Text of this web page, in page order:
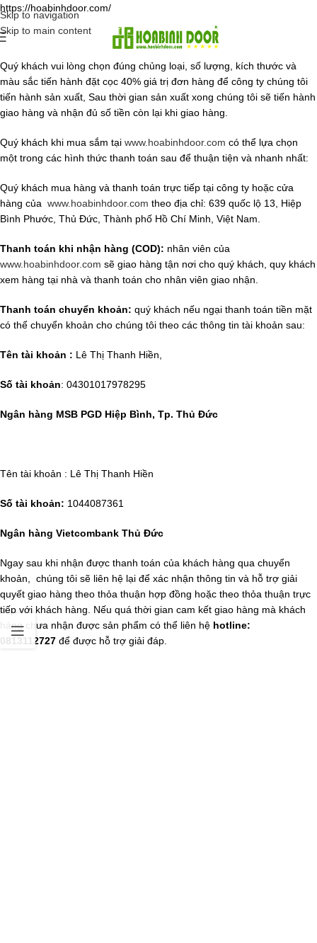
https://hoabinhdoor.com/
Skip to navigation
Skip to main content
Quý khách vui lòng chọn đúng chủng loại, số lượng, kích thước và
màu sắc tiến hành đặt cọc 40% giá trị đơn hàng để công ty chúng tôi
tiến hành sản xuất, Sau thời gian sản xuất xong chúng tôi sẽ tiến hành
giao hàng và nhận đủ số tiền còn lại khi giao hàng.
Quý khách khi mua sắm tại www.hoabinhdoor.com có thể lựa chọn
một trong các hình thức thanh toán sau để thuận tiện và nhanh nhất:
Quý khách mua hàng và thanh toán trực tiếp tại công ty hoặc cửa
hàng của www.hoabinhdoor.com theo địa chỉ: 639 quốc lộ 13, Hiệp
Bình Phước, Thủ Đức, Thành phố Hồ Chí Minh, Việt Nam.
Thanh toán khi nhận hàng (COD): nhân viên của
www.hoabinhdoor.com sẽ giao hàng tận nơi cho quý khách, quy khách
xem hàng tại nhà và thanh toán cho nhân viên giao nhận.
Thanh toán chuyển khoản: quý khách nếu ngại thanh toán tiền mặt
có thể chuyển khoản cho chúng tôi theo các thông tin tài khoản sau:
Tên tài khoản : Lê Thị Thanh Hiền,
Số tài khoản: 04301017978295
Ngân hàng MSB PGD Hiệp Bình, Tp. Thủ Đức
Tên tài khoản : Lê Thị Thanh Hiền
Số tài khoản: 1044087361
Ngân hàng Vietcombank Thủ Đức
Ngay sau khi nhận được thanh toán của khách hàng qua chuyển
khoản, chúng tôi sẽ liên hệ lại để xác nhận thông tin và hỗ trợ giải
quyết giao hàng theo thỏa thuận hợp đồng hoặc theo thỏa thuận trực
tiếp với khách hàng. Nếu quá thời gian cam kết giao hàng mà khách
hàng chưa nhận được sản phẩm có thể liên hệ hotline:
0813112727 để được hỗ trợ giải đáp.